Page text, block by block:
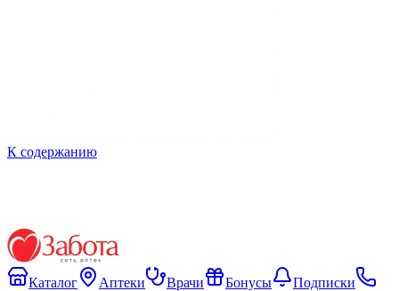
К содержанию
Каталог Аптеки Врачи Бонусы
Подписки